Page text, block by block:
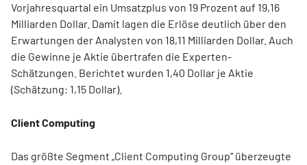
Vorjahresquartal ein Umsatzplus von 19 Prozent auf 19,16
Milliarden Dollar. Damit lagen die Erlöse deutlich über den
Erwartungen der Analysten von 18,11 Milliarden Dollar. Auch
die Gewinne je Aktie übertrafen die Experten-
Schätzungen. Berichtet wurden 1,40 Dollar je Aktie
(Schätzung: 1,15 Dollar).
Client Computing
Das größte Segment „Client Computing Group“ überzeugte